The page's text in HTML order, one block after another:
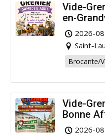
Vide-
en-
pour la
2026-
Saint-
Brocante/
Vide-
Bonne
Arinthod !
2026-